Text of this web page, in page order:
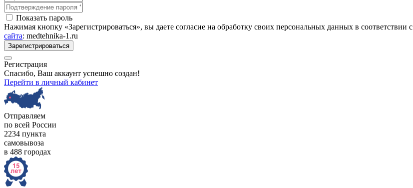
Показать пароль
Нажимая кнопку «Зарегистрироваться», вы даете согласие на обработку своих персональных данных в соответствии с
сайта: medtehnika-1.ru
Зарегистрироваться
Регистрация
Спасибо, Ваш аккаунт успешно создан!
Перейти в личный кабинет
Отправляем
по всей России
2234 пункта
самовывоза
в 488 городах